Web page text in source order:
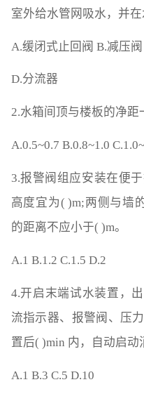
室外给水管网吸水，并在
A.缓闭式止回阀 B.减压
D.分流器
2.水箱间顶与楼板的净距
A.0.5~0.7 B.0.8~1.0
3.报警阀组应安装在便
高度宜为( )m;两侧与墙
的距离不应小于( )m。
A.1 B.1.2 C.1.5 D.2
4.开启末端试水装置，
流指示器、报警阀、压
置后( )min 内，自动启动
A.1 B.3 C.5 D.10